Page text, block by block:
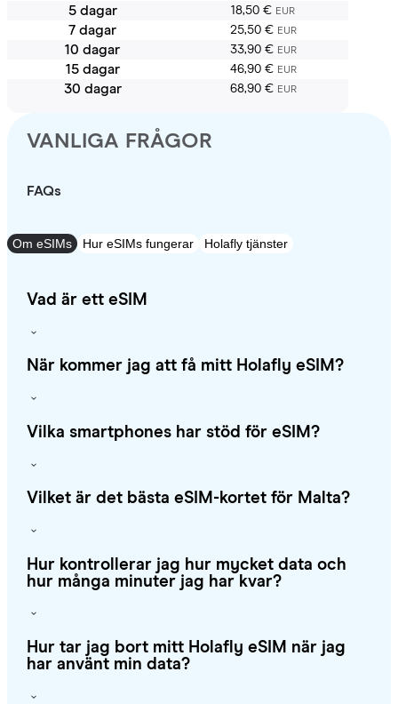
5 dagar 18,50 € EUR
7 dagar 25,50 € EUR
10 dagar 33,90 € EUR
15 dagar 46,90 € EUR
30 dagar 68,90 € EUR
VANLIGA FRÅGOR
FAQs
Om eSIMs Hur eSIMs fungerar Holafly tjänster
Vad är ett eSIM
När kommer jag att få mitt Holafly eSIM?
Vilka smartphones har stöd för eSIM?
Vilket är det bästa eSIM-kortet för Malta?
Hur kontrollerar jag hur mycket data och
hur många minuter jag har kvar?
Hur tar jag bort mitt Holafly eSIM när jag
har använt min data?